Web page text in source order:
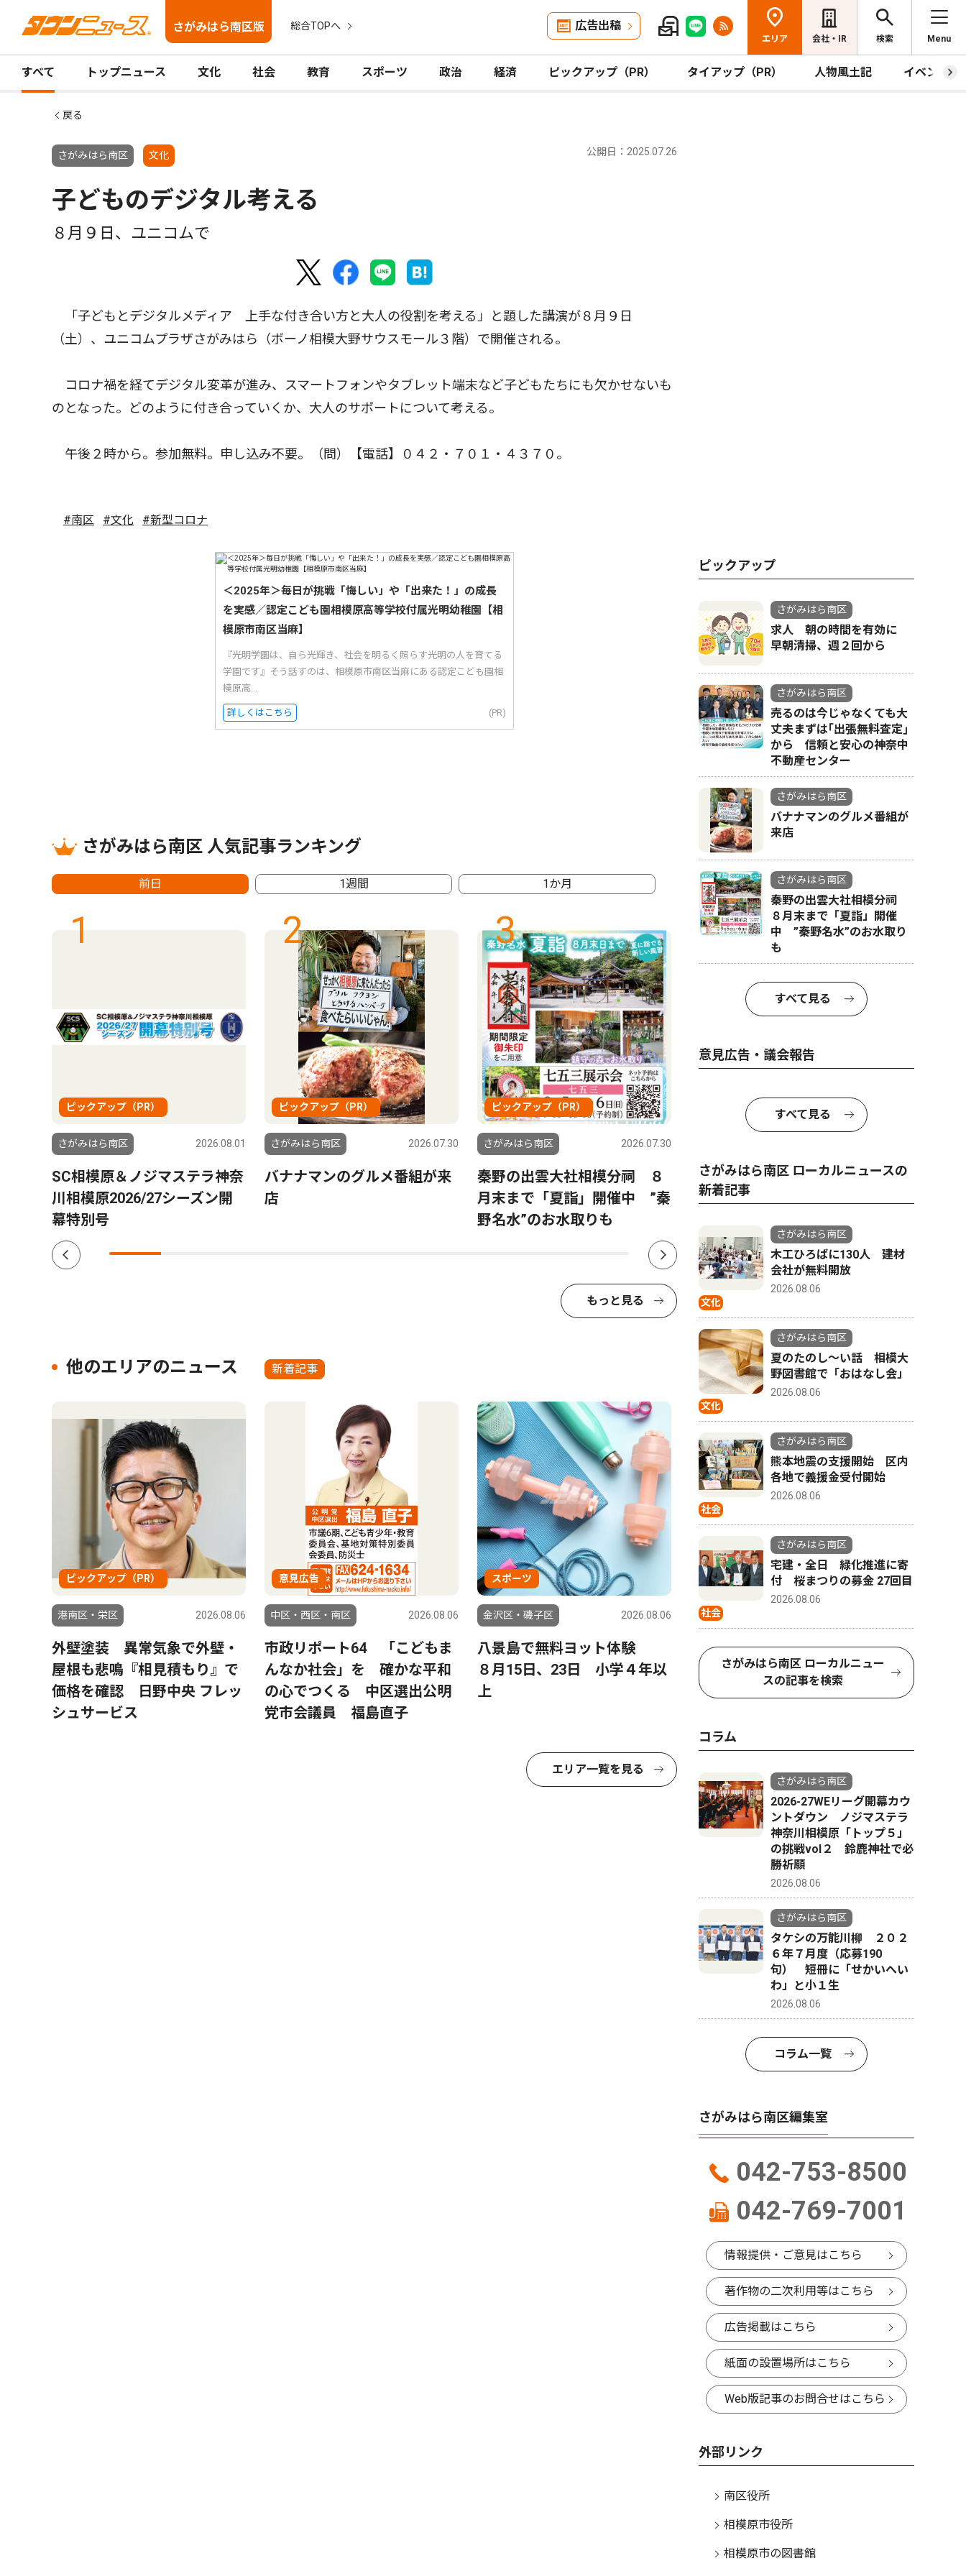
さがみはら南区版 総合TOPへ 広告出稿
エリア 会社・IR 検索 Menu
すべて トップニュース 文化 社会 教育 スポーツ 政治 経済 ピックアップ（PR） タイアップ（PR） 人物風土記 イベント
戻る
さがみはら南区 文化 公開日：2025.07.26
子どものデジタル考える
８月９日、ユニコムで
「子どもとデジタルメディア 上手な付き合い方と大人の役割を考える」と題した講演が８月９日
（土）、ユニコムプラザさがみはら（ボーノ相模大野サウスモール３階）で開催される。
コロナ禍を経てデジタル変革が進み、スマートフォンやタブレット端末など子どもたちにも欠かせないも
のとなった。どのように付き合っていくか、大人のサポートについて考える。
午後２時から。参加無料。申し込み不要。（問）【電話】０４２・７０１・４３７０。
#南区 #文化 #新型コロナ
＜2025年＞毎日が挑戦「悔しい」や「出来た！」の成長
を実感／認定こども園相模原高等学校付属光明幼稚園【相
模原市南区当麻】
『光明学園は、自ら光輝き、社会を明るく照らす光明の人を育てる
学園です』そう話すのは、相模原市南区当麻にある認定こども園相
模原高...
詳しくはこちら (PR)
さがみはら南区 人気記事ランキング
前日 1週間 1か月
1
ピックアップ（PR）
さがみはら南区 2026.08.01
SC相模原＆ノジマステラ神奈
川相模原2026/27シーズン開
幕特別号
2
ピックアップ（PR）
さがみはら南区 2026.07.30
バナナマンのグルメ番組が来
店
3
ピックアップ（PR）
さがみはら南区 2026.07.30
秦野の出雲大社相模分祠 ８
月末まで「夏詣」開催中 ”秦
野名水”のお水取りも
4
トップニュース
少年軟式野球相陽クラブ 練
習の取り組みが本に 野球指
市議会
もっと見る
他のエリアのニュース 新着記事
ピックアップ（PR）
港南区・栄区 2026.08.06
外壁塗装 異常気象で外壁・
屋根も悲鳴『相見積もり』で
価格を確認 日野中央 フレッ
シュサービス
意見広告
中区・西区・南区 2026.08.06
市政リポート64 「こどもま
んなか社会」を 確かな平和
の心でつくる 中区選出公明
党市会議員 福島直子
スポーツ
金沢区・磯子区 2026.08.06
八景島で無料ヨット体験
８月15日、23日 小学４年以
上
エリア一覧を見る
ピックアップ
さがみはら南区
求人 朝の時間を有効に
早朝清掃、週２回から
さがみはら南区
売るのは今じゃなくても大
丈夫まずは｢出張無料査定｣
から 信頼と安心の神奈中
不動産センター
さがみはら南区
バナナマンのグルメ番組が
来店
さがみはら南区
秦野の出雲大社相模分祠
８月末まで「夏詣」開催
中 ”秦野名水”のお水取り
も
すべて見る
意見広告・議会報告
すべて見る
さがみはら南区 ローカルニュースの
新着記事
文化
さがみはら南区
木工ひろばに130人 建材
会社が無料開放
2026.08.06
文化
さがみはら南区
夏のたのし〜い話 相模大
野図書館で「おはなし会」
2026.08.06
社会
さがみはら南区
熊本地震の支援開始 区内
各地で義援金受付開始
2026.08.06
社会
さがみはら南区
宅建・全日 緑化推進に寄
付 桜まつりの募金 27回目
2026.08.06
さがみはら南区 ローカルニュー
スの記事を検索
コラム
さがみはら南区
2026-27WEリーグ開幕カウ
ントダウン ノジマステラ
神奈川相模原「トップ５」
の挑戦vol２ 鈴鹿神社で必
勝祈願
2026.08.06
さがみはら南区
タケシの万能川柳 ２０２
６年７月度（応募190
句） 短冊に「せかいへい
わ」と小１生
2026.08.06
コラム一覧
さがみはら南区編集室
042-753-8500
042-769-7001
情報提供・ご意見はこちら
著作物の二次利用等はこちら
広告掲載はこちら
紙面の設置場所はこちら
Web版記事のお問合せはこちら
外部リンク
南区役所
相模原市役所
相模原市の図書館